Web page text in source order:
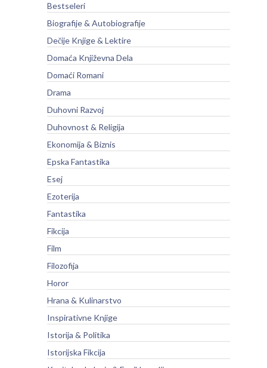
Bestseleri
Biografije & Autobiografije
Dečije Knjige & Lektire
Domaća Književna Dela
Domaći Romani
Drama
Duhovni Razvoj
Duhovnost & Religija
Ekonomija & Biznis
Epska Fantastika
Esej
Ezoterija
Fantastika
Fikcija
Film
Filozofija
Horor
Hrana & Kulinarstvo
Inspirativne Knjige
Istorija & Politika
Istorijska Fikcija